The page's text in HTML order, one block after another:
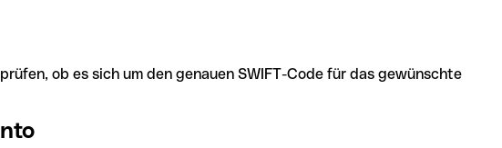
ob es sich um den genauen SWIFT-Code für das gewünschte